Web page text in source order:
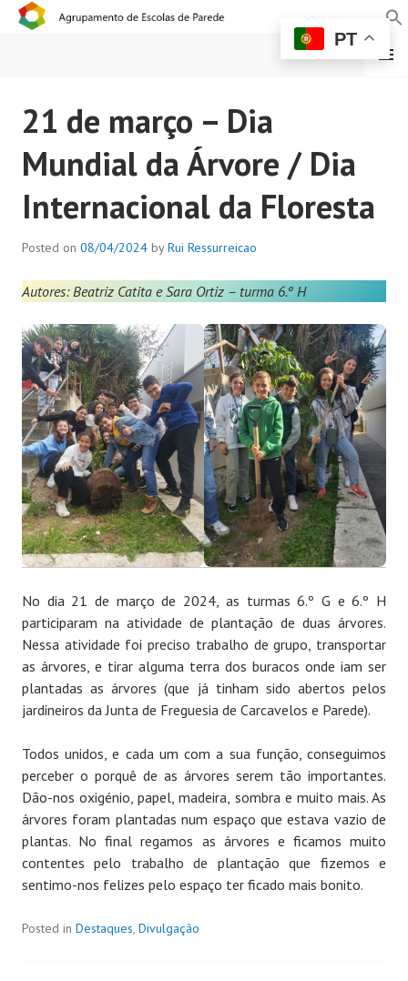
AGRUPAMENTO DE
ESCOLAS DE PAREDE
MENU
21 de março – Dia
Mundial da Árvore / Dia
Internacional da Floresta
Posted on 08/04/2024 byRui Ressurreicao
Autores: Beatriz Catita e Sara Ortiz – turma 6.º H
No dia 21 de março de 2024, as turmas 6.º G e 6.º H
participaram na atividade de plantação de duas árvores.
Nessa atividade foi preciso trabalho de grupo, transportar
as árvores, e tirar alguma terra dos buracos onde iam ser
plantadas as árvores (que já tinham sido abertos pelos
jardineiros da Junta de Freguesia de Carcavelos e Parede).
Todos unidos, e cada um com a sua função, conseguimos
perceber o porquê de as árvores serem tão importantes.
Dão-nos oxigénio, papel, madeira, sombra e muito mais. As
árvores foram plantadas num espaço que estava vazio de
plantas. No final regamos as árvores e ficamos muito
contentes pelo trabalho de plantação que fizemos e
sentimo-nos felizes pelo espaço ter ficado mais bonito.
Posted in Destaques, Divulgação
PT